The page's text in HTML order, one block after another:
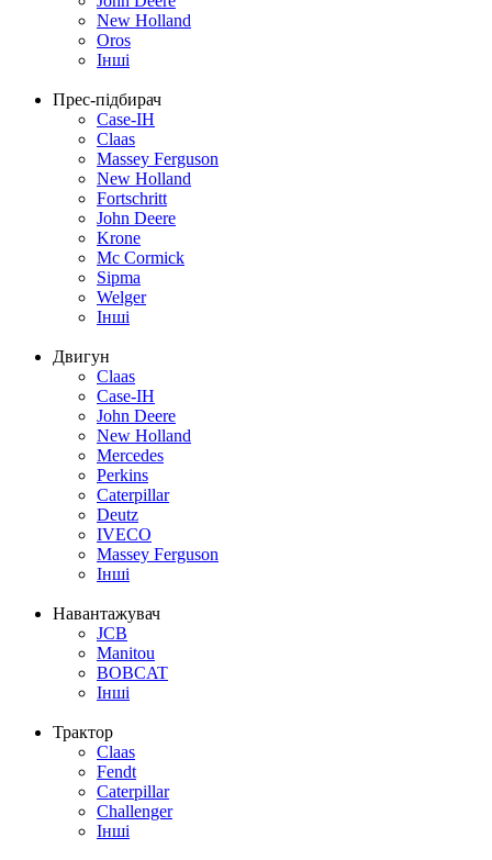
New Holland
Oros
Інші
Прес-підбирач
Case-IH
Claas
Massey Ferguson
New Holland
Fortschritt
John Deere
Krone
Mc Cormick
Sipma
Welger
Інші
Двигун
Claas
Case-IH
John Deere
New Holland
Mercedes
Perkins
Caterpillar
Deutz
IVECO
Massey Ferguson
Інші
Навантажувач
JCB
Manitou
BOBCAT
Інші
Трактор
Claas
Fendt
Caterpillar
Challenger
Інші